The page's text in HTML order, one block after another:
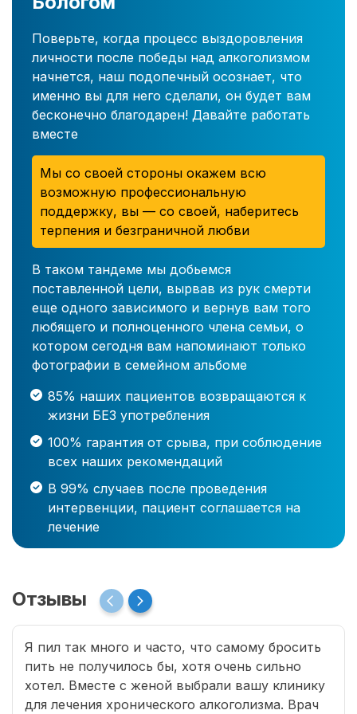
Поверьте, когда процесс выздоровления
личности после победы над алкоголизмом
начнется, наш подопечный осознает, что
именно вы для него сделали, он будет вам
бесконечно благодарен! Давайте работать
вместе
Мы со своей стороны окажем всю
возможную профессиональную
поддержку, вы — со своей, наберитесь
терпения и безграничной любви
В таком тандеме мы добьемся
поставленной цели, вырвав из рук смерти
еще одного зависимого и вернув вам того
любящего и полноценного члена семьи, о
котором сегодня вам напоминают только
фотографии в семейном альбоме
85% наших пациентов возвращаются к
жизни БЕЗ употребления
100% гарантия от срыва, при соблюдение
всех наших рекомендаций
В 99% случаев после проведения
интервенции, пациент соглашается на
лечение
Отзывы
Я пил так много и часто, что самому бросить
пить не получилось бы, хотя очень сильно
хотел. Вместе с женой выбрали вашу клинику
для лечения хронического алкоголизма. Врач